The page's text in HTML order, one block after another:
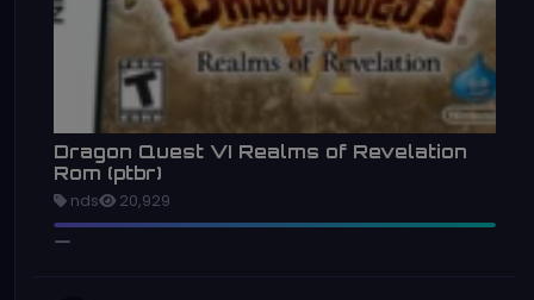
Dragon Quest VI Realms of Revelation
Rom (ptbr)
nds 20,929